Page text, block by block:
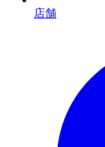
店舗